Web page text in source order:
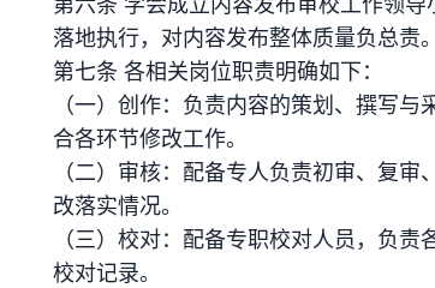
落地执行，对内容发布整体质量负总责。
第七条 各相关岗位职责明确如下：
（一）创作：负责内容的策划、撰写
合各环节修改工作。
（二）审核：配备专人负责初审、复
改落实情况。
（三）校对：配备专职校对人员，负
校对记录。